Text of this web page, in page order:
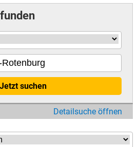
Jetzt suchen
Detailsuche öffnen